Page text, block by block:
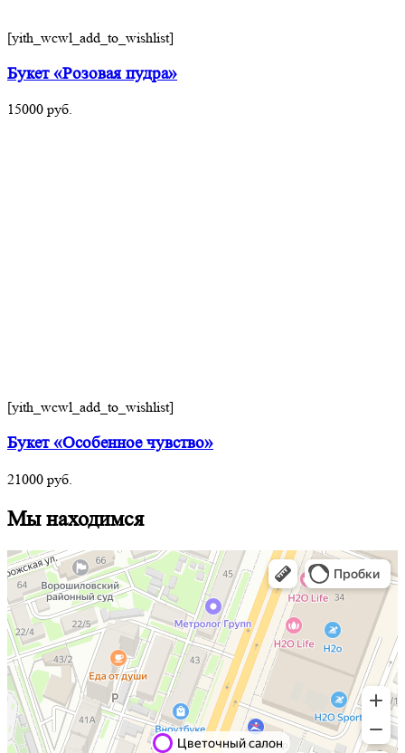
[yith_wcwl_add_to_wishlist]
Букет «Розовая пудра»
15000 руб.
[yith_wcwl_add_to_wishlist]
Букет «Особенное чувство»
21000 руб.
Мы находимся